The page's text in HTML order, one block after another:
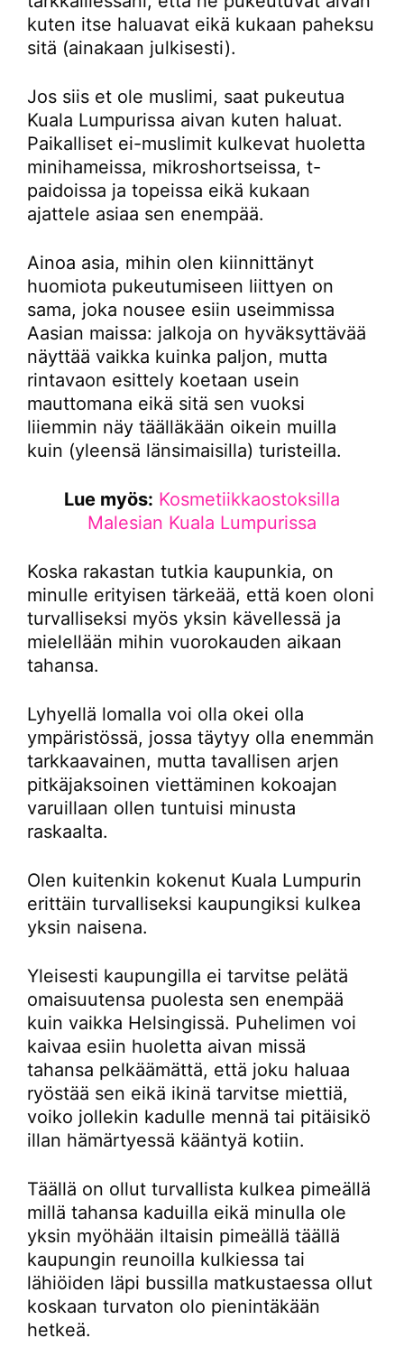
kuten itse haluavat eikä kukaan paheksu
sitä (ainakaan julkisesti).
Jos siis et ole muslimi, saat pukeutua
Kuala Lumpurissa aivan kuten haluat.
Paikalliset ei-muslimit kulkevat huoletta
minihameissa, mikroshortseissa, t-
paidoissa ja topeissa eikä kukaan
ajattele asiaa sen enempää.
Ainoa asia, mihin olen kiinnittänyt
huomiota pukeutumiseen liittyen on
sama, joka nousee esiin useimmissa
Aasian maissa: jalkoja on hyväksyttävää
näyttää vaikka kuinka paljon, mutta
rintavaon esittely koetaan usein
mauttomana eikä sitä sen vuoksi
liiemmin näy täälläkään oikein muilla
kuin (yleensä länsimaisilla) turisteilla.
Lue myös: Kosmetiikkaostoksilla
Malesian Kuala Lumpurissa
Koska rakastan tutkia kaupunkia, on
minulle erityisen tärkeää, että koen oloni
turvalliseksi myös yksin kävellessä ja
mielellään mihin vuorokauden aikaan
tahansa.
Lyhyellä lomalla voi olla okei olla
ympäristössä, jossa täytyy olla enemmän
tarkkaavainen, mutta tavallisen arjen
pitkäjaksoinen viettäminen kokoajan
varuillaan ollen tuntuisi minusta
raskaalta.
Olen kuitenkin kokenut Kuala Lumpurin
erittäin turvalliseksi kaupungiksi kulkea
yksin naisena.
Yleisesti kaupungilla ei tarvitse pelätä
omaisuutensa puolesta sen enempää
kuin vaikka Helsingissä. Puhelimen voi
kaivaa esiin huoletta aivan missä
tahansa pelkäämättä, että joku haluaa
ryöstää sen eikä ikinä tarvitse miettiä,
voiko jollekin kadulle mennä tai pitäisikö
illan hämärtyessä kääntyä kotiin.
Täällä on ollut turvallista kulkea pimeällä
millä tahansa kaduilla eikä minulla ole
yksin myöhään iltaisin pimeällä täällä
kaupungin reunoilla kulkiessa tai
lähiöiden läpi bussilla matkustaessa ollut
koskaan turvaton olo pienintäkään
hetkeä.